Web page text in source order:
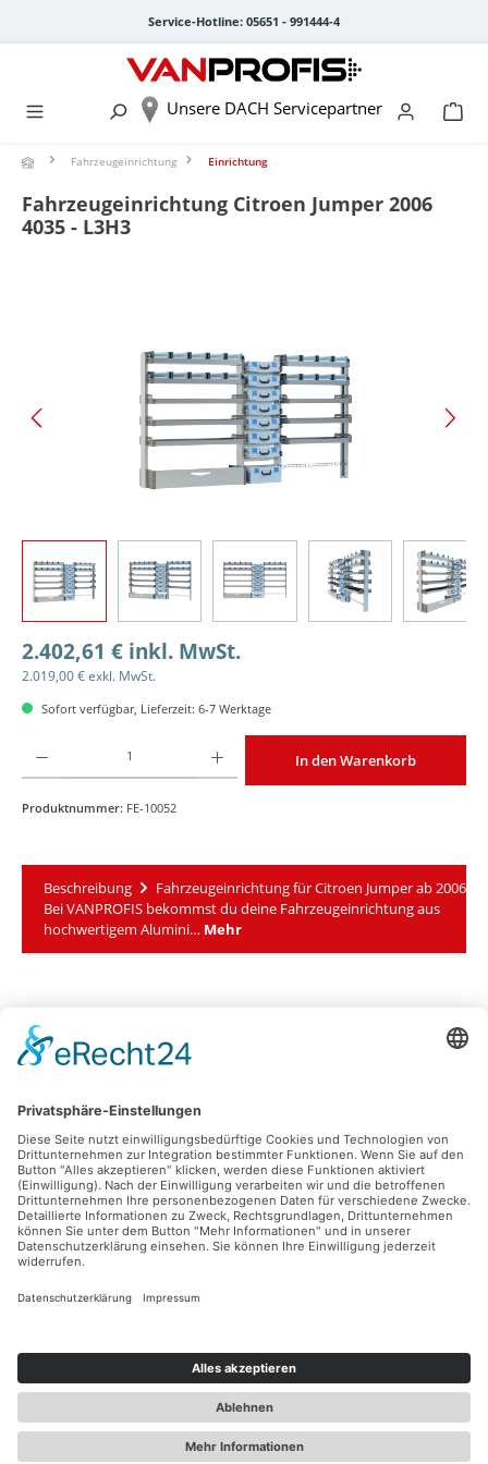
Service-Hotline: 05651 - 991444-4
Unsere DACH Servicepartner
Fahrzeugeinrichtung Einrichtung
Fahrzeugeinrichtung Citroen Jumper 2006
4035 - L3H3
2.402,61 € inkl. MwSt.
2.019,00 € exkl. MwSt.
Sofort verfügbar, Lieferzeit: 6-7 Werktage
In den Warenkorb
Produktnummer: FE-10052
Beschreibung
Fahrzeugeinrichtung für Citroen Jumper ab 2006
Bei VANPROFIS bekommst du deine Fahrzeugeinrichtung aus
hochwertigem Alumini… Mehr
Für den Laderaum
Anbauten
Entdecken
Abmessungen
Hotline
Individuelle Zahlungsmöglichkeiten